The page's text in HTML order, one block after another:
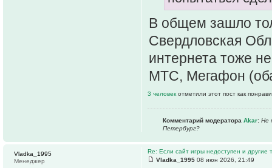
В общем зашло
Свердловская
интернета тоже
МТС, Мегафон
3 человек отметили этот пост как
Комментарий модератора Akar: Не
Петербург?
Re: Если сайт игры недоступен и другие
Vladka_1995 08 июн 2026, 21:49
Vladka_1995
Менеджер